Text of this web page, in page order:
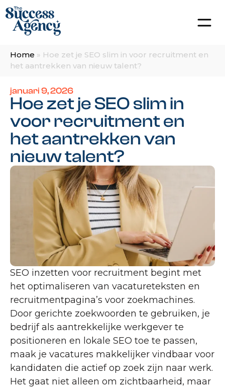
Home » Hoe zet je SEO slim in voor recruitment en
het aantrekken van nieuw talent?
januari 9, 2026
Hoe zet je SEO slim in
voor recruitment en
het aantrekken van
nieuw talent?
SEO inzetten voor recruitment begint met
het optimaliseren van vacatureteksten en
recruitmentpagina’s voor zoekmachines.
Door gerichte zoekwoorden te gebruiken, je
bedrijf als aantrekkelijke werkgever te
positioneren en lokale SEO toe te passen,
maak je vacatures makkelijker vindbaar voor
kandidaten die actief op zoek zijn naar werk.
Het gaat niet alleen om zichtbaarheid, maar